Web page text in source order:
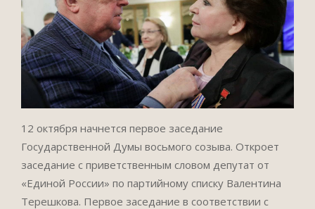
12 октября начнется первое заседание
Государственной Думы восьмого созыва. Откроет
заседание с приветственным словом депутат от
«Единой России» по партийному списку Валентина
Терешкова. Первое заседание в соответствии с